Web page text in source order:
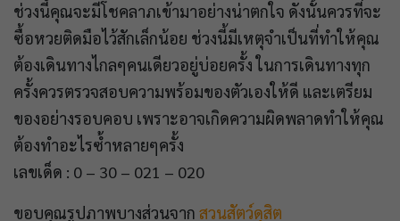
ช่วงนี้คุณจะมีโชคลาภเข้ามาอย่างน่าตกใจ ดังนั้นควรที่จะ
ซื้อหวยติดมือไว้สักเล็กน้อย ช่วงนี้มีเหตุจำเป็นที่ทำให้คุณ
ต้องเดินทางไกลๆคนเดียวอยู่บ่อยครั้ง ในการเดินทางทุก
ครั้งควรตรวจสอบความพร้อมของตัวเองให้ดี และเตรียม
ของอย่างรอบคอบ เพราะอาจเกิดความผิดพลาดทำให้คุณ
ต้องทำอะไรซ้ำหลายๆครั้ง
เลขเด็ด : 0 – 30 – 021 – 020
ขอบคุณรูปภาพบางส่วนจาก สวนสัตว์ดุสิต